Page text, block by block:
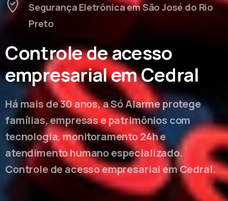
Segurança Eletrônica em São José do Rio
Preto
Controle de acesso
empresarial em Cedral
Há mais de 30 anos, a Só Alarme protege
famílias, empresas e patrimônios com
tecnologia, monitoramento 24h e
atendimento humano especializado.
Controle de acesso empresarial em Cedral.